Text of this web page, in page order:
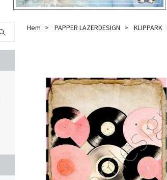
Hem PAPPER LAZERDESIGN KLIPPARK